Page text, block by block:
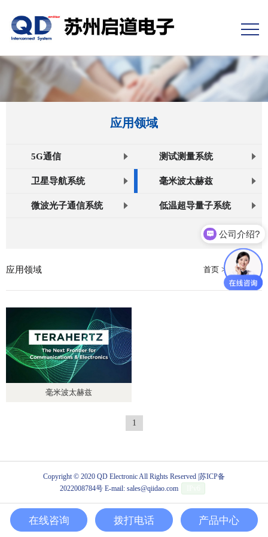
应用领域
5G通信 测试测量系统
卫星导航系统 毫米波太赫兹
微波光子通信系统 低温超导量子系统
应用领域 首页 > 应用领域
毫米波太赫兹
1
Copyright © 2020 QD Electronic All Rights Reserved | 苏ICP备
2022008784号 E-mail: sales@qiidao.com
公司介绍?
在线咨询 拨打电话 产品中心